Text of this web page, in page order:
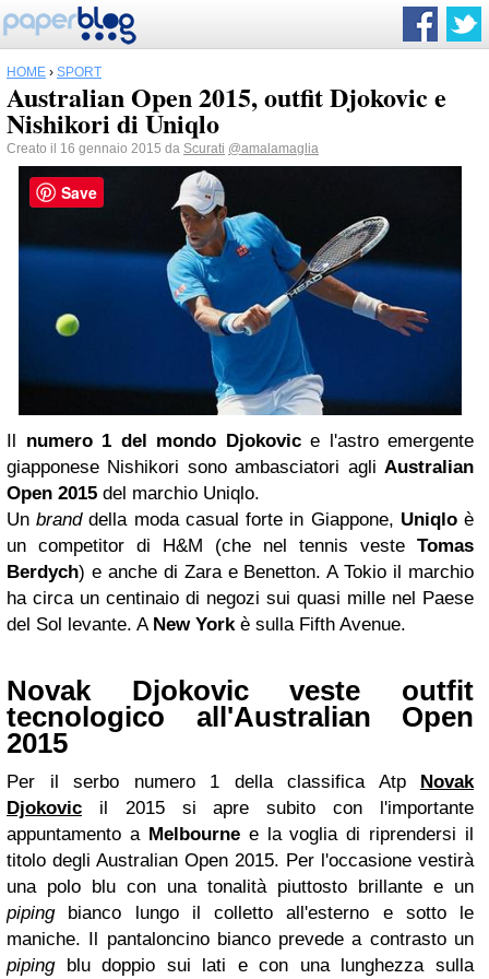
HOME › SPORT
Australian Open 2015, outfit Djokovic e
Nishikori di Uniqlo
Creato il 16 gennaio 2015 da Scurati @amalamaglia
Il numero 1 del mondo Djokovice l'astro emergente
giapponese Nishikori sono ambasciatori agli Australian
Open 2015 del marchio Uniqlo.
Unbranddella moda casual forte in Giappone, Uniqloè
un competitor di H&M (che nel tennis veste Tomas
Berdych) e anche di Zara e Benetton. A Tokio il marchio
ha circa un centinaio di negozi sui quasi mille nel Paese
del Sol levante. A New York è sulla Fifth Avenue.
Novak Djokovic veste outfit
tecnologico all'Australian Open
2015
Per il serbo numero 1 della classifica Atp Novak
Djokovic il 2015 si apre subito con l'importante
appuntamento a Melbournee la voglia di riprendersi il
titolo degli Australian Open 2015. Per l'occasione vestirà
una polo blu con una tonalità piuttosto brillante e un
pipingbianco lungo il colletto all'esterno e sotto le
maniche. Il pantaloncino bianco prevede a contrasto un
pipingblu doppio sui lati e con una lunghezza sulla
Save